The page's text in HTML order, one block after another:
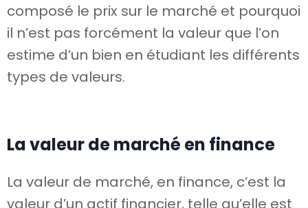
composé le prix sur le marché et pourquoi
il n’est pas forcément la valeur que l’on
estime d’un bien en étudiant les différents
types de valeurs.
La valeur de marché en finance
La valeur de marché, en finance, c’est la
valeur d’un actif financier, telle qu’elle est